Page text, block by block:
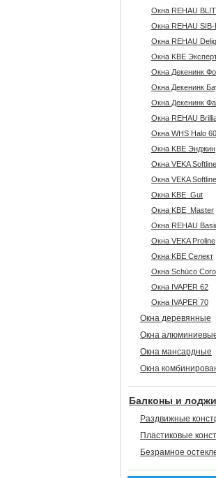
Окна REHAU
Окна REHAU SIB-
Окна REHAU
Окна KBE
Окна Декенинк
Окна Декенинк
Окна Декенинк
Окна REHAU
Окна WHS Halo 60
Окна KBE Энджин
Окна VEKA Softline
Окна VEKA
Окна KBE_Gut
Окна KBE_Master
Окна REHAU
Окна VEKA Proline
Окна KBE Селект
Окна Sсhüco
Окна IVAPER 62
Окна IVAPER 70
Окна деревянные
Окна
Окна мансардные
Окна
Балконы и
Раздвижные
Пластиковые
Безрамное